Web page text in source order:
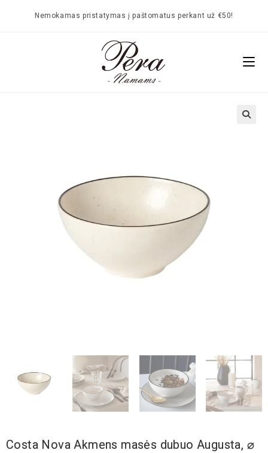
Nemokamas pristatymas į paštomatus perkant už €50!
Costa Nova Akmens masės dubuo Augusta, ⌀